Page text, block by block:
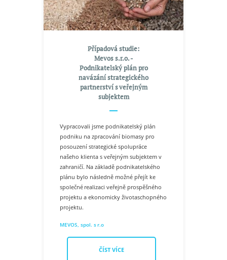
Případová studie:
Mevos s.r.o. -
Podnikatelský plán pro
navázání strategického
partnerství s veřejným
subjektem
Vypracovali jsme podnikatelský plán
podniku na zpracování biomasy pro
posouzení strategické spolupráce
našeho klienta s veřejným subjektem v
zahraničí. Na základě podnikatelského
plánu bylo následně možné přejít ke
společné realizaci veřejně prospěšného
projektu a ekonomicky životaschopného
projektu.
MEVOS, spol. s r.o
ČÍST VÍCE